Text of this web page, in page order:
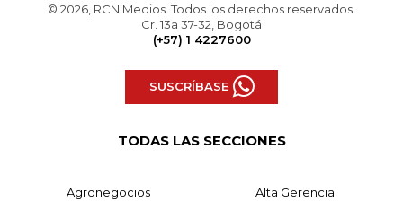
© 2026, RCN Medios. Todos los derechos reservados.
Cr. 13a 37-32, Bogotá
(+57) 1 4227600
SUSCRÍBASE
TODAS LAS SECCIONES
Agronegocios Alta Gerencia